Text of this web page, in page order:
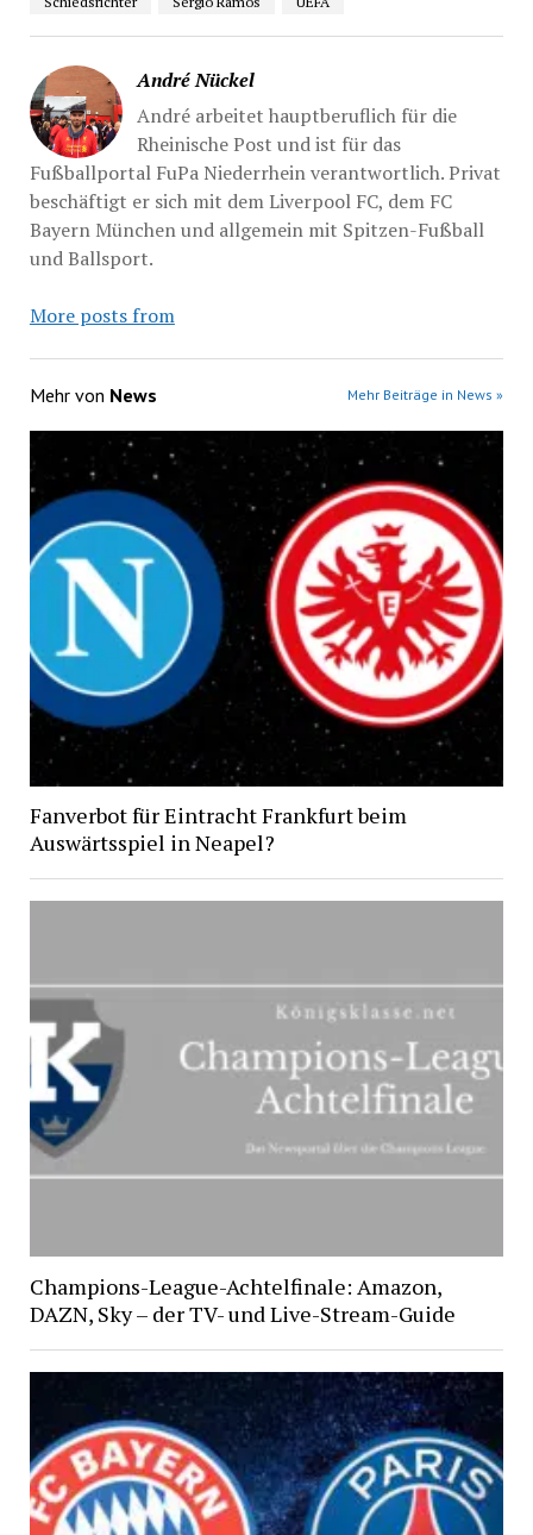
André Nückel
André arbeitet hauptberuflich für die
Rheinische Post und ist für das
Fußballportal FuPa Niederrhein verantwortlich. Privat
beschäftigt er sich mit dem Liverpool FC, dem FC
Bayern München und allgemein mit Spitzen-Fußball
und Ballsport.
More posts from
Mehr von News Mehr Beiträge in News »
Fanverbot für Eintracht Frankfurt beim
Auswärtsspiel in Neapel?
Champions-League-Achtelfinale: Amazon,
DAZN, Sky – der TV- und Live-Stream-Guide